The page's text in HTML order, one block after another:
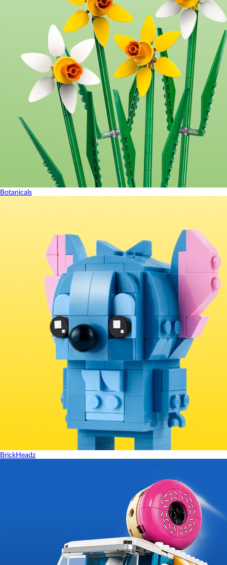
Botanicals
BrickHeadz